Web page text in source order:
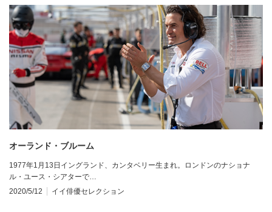
オーランド・ブルーム
1977年1月13日イングランド、カンタベリー生まれ。ロンドンのナショナ
ル・ユース・シアターで…
2020/5/12
イイ俳優セレクション